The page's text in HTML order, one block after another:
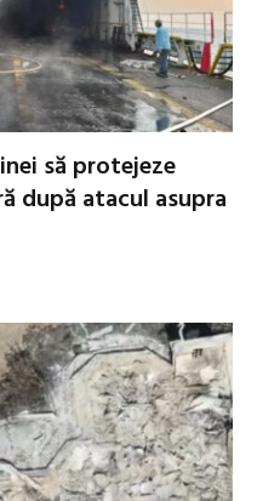
să protejeze
după atacul asupra